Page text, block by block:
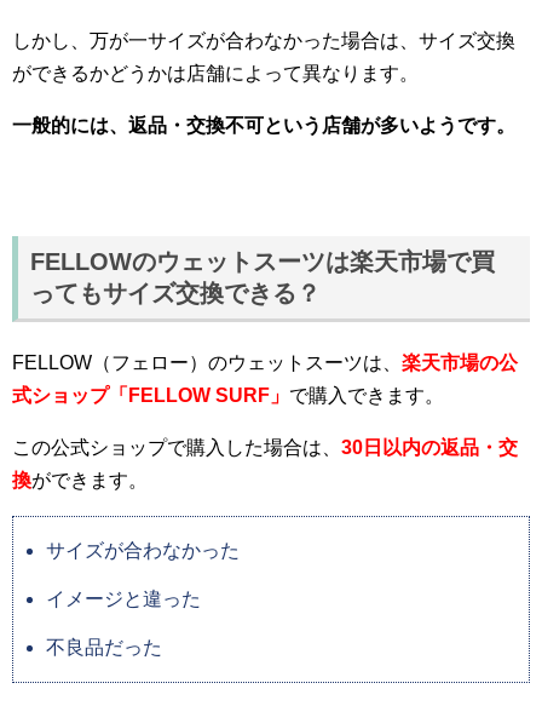
しかし、万が一サイズが合わなかった場合は、サイズ交換
ができるかどうかは店舗によって異なります。
一般的には、返品・交換不可という店舗が多いようです。
FELLOWのウェットスーツは楽天市場で買
ってもサイズ交換できる？
FELLOW（フェロー）のウェットスーツは、 楽天市場の公
式ショップ「FELLOW SURF」 で購入できます。
この公式ショップで購入した場合は、 30日以内の返品・交
換ができます。
サイズが合わなかった
イメージと違った
不良品だった